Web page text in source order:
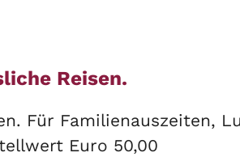
Reisen.
Für Familienauszeiten,
Euro 50,00